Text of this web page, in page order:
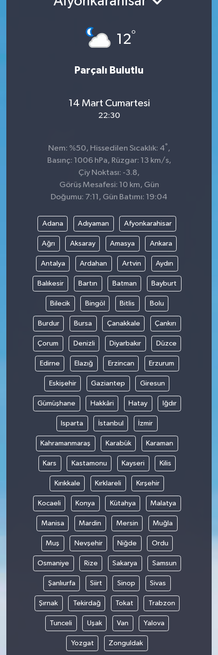
12°
Parçalı Bulutlu
14 Mart Cumartesi
22:30
Nem: %50, Hissedilen Sıcaklık: 4° ,
Basınç: 1006 hPa, Rüzgar: 13 km/s,
Çiy Noktası: -3.8,
Görüş Mesafesi: 10 km, Gün
Doğumu: 7:11, Gün Batımı: 19:04
Adana Adıyaman Afyonkarahisar
Ağrı Aksaray Amasya Ankara
Antalya Ardahan Artvin Aydın
Balıkesir Bartın Batman Bayburt
Bilecik Bingöl Bitlis Bolu
Burdur Bursa Çanakkale Çankırı
Çorum Denizli Diyarbakır Düzce
Edirne Elazığ Erzincan Erzurum
Eskişehir Gaziantep Giresun
Gümüşhane Hakkâri Hatay Iğdır
Isparta İstanbul İzmir
Kahramanmaraş Karabük Karaman
Kars Kastamonu Kayseri Kilis
Kırıkkale Kırklareli Kırşehir
Kocaeli Konya Kütahya Malatya
Manisa Mardin Mersin Muğla
Muş Nevşehir Niğde Ordu
Osmaniye Rize Sakarya Samsun
Şanlıurfa Siirt Sinop Sivas
Şırnak Tekirdağ Tokat Trabzon
Tunceli Uşak Van Yalova
Yozgat Zonguldak